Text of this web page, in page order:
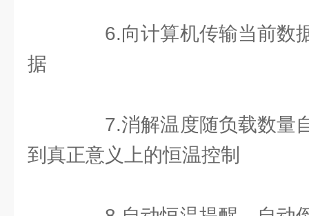
6.向计算机传输当前数
据
7.消解温度随负载数量
到真正意义上的恒温控制